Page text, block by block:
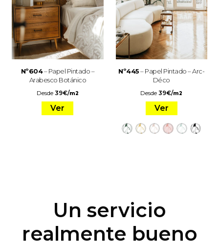
Nº604– Papel Pintado –
Arabesco Botánico
Desde 39€/m2
Ver
Nº445– Papel Pintado – Arc-
Déco
Desde39€/m2
Ver
Un servicio
realmente bueno